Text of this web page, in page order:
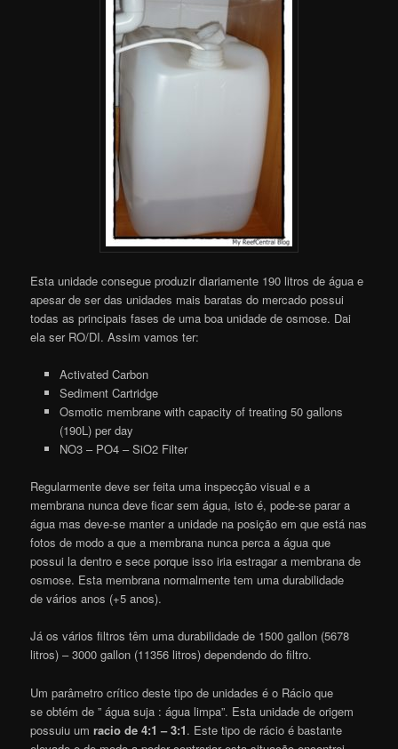
Esta unidade consegue produzir diariamente 190 litros de água e
apesar de ser das unidades mais baratas do mercado possui
todas as principais fases de uma boa unidade de osmose. Dai
ela ser RO/DI. Assim vamos ter:
Activated Carbon
Sediment Cartridge
Osmotic membrane with capacity of treating 50 gallons
(190L) per day
NO3 – PO4 – SiO2 Filter
Regularmente deve ser feita uma inspecção visual e a
membrana nunca deve ficar sem água, isto é, pode-se parar a
água mas deve-se manter a unidade na posição em que está nas
fotos de modo a que a membrana nunca perca a água que
possui la dentro e sece porque isso iria estragar a membrana de
osmose. Esta membrana normalmente tem uma durabilidade
de vários anos (+5 anos).
Já os vários filtros têm uma durabilidade de 1500 gallon (5678
litros) – 3000 gallon (11356 litros) dependendo do filtro.
Um parâmetro crítico deste tipo de unidades é o Rácio que
se obtém de ” água suja : água limpa”. Esta unidade de origem
possuiu umracio de 4:1 – 3:1. Este tipo de rácio é bastante